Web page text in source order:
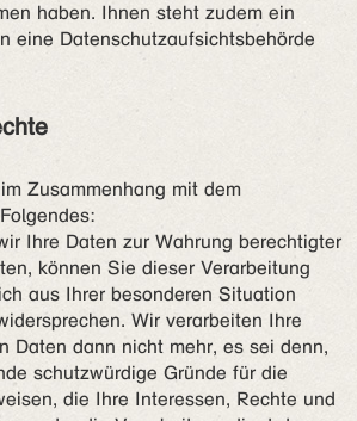
haben. Ihnen steht zudem ein
eine Datenschutzaufsichtsbehörde
Zusammenhang mit dem
Ihre Daten zur Wahrung berechtigter
können Sie dieser Verarbeitung
aus Ihrer besonderen Situation
Wir verarbeiten Ihre
Daten dann nicht mehr, es sei denn,
schutzwürdige Gründe für die
die Ihre Interessen, Rechte und